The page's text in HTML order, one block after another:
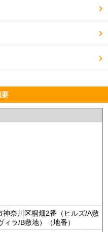
要
神奈川区桐畑2番（ヒルズ/A敷
ラ/B敷地）（地番）